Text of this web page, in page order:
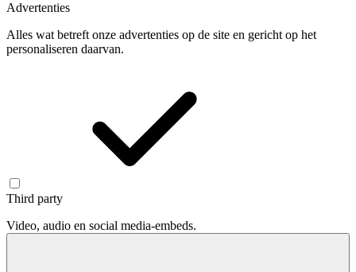
Advertenties
Alles wat betreft onze advertenties op de site en gericht op het
personaliseren daarvan.
Third party
Video, audio en social media-embeds.